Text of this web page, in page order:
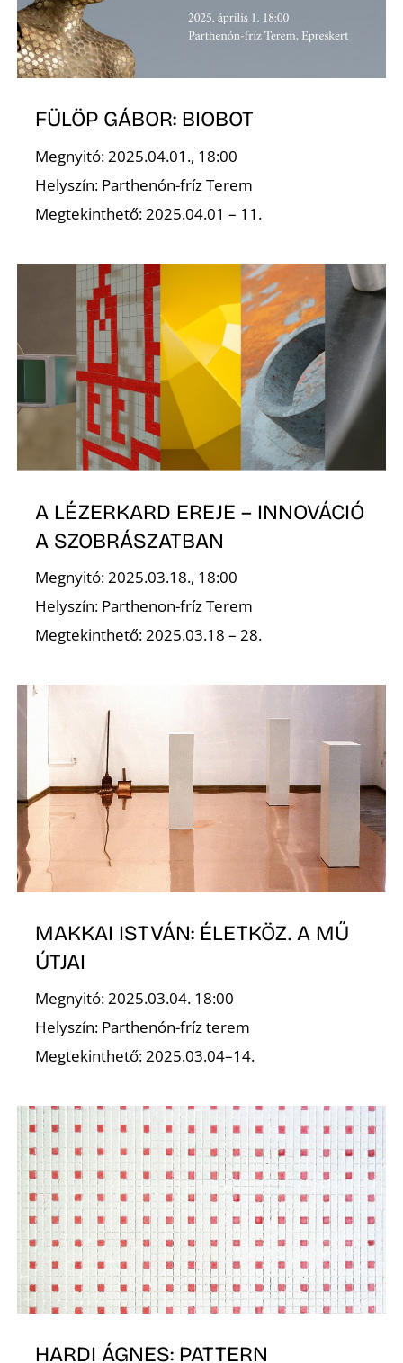
FÜLÖP GÁBOR: BIOBOT
Megnyitó: 2025.04.01., 18:00
Helyszín: Parthenón-fríz Terem
Megtekinthető: 2025.04.01 – 11.
A LÉZERKARD EREJE – INNOVÁCIÓ
A SZOBRÁSZATBAN
Megnyitó: 2025.03.18., 18:00
Helyszín: Parthenon-fríz Terem
Megtekinthető: 2025.03.18 – 28.
MAKKAI ISTVÁN: ÉLETKÖZ. A MŰ
ÚTJAI
Megnyitó: 2025.03.04. 18:00
Helyszín: Parthenón-fríz terem
Megtekinthető: 2025.03.04–14.
HARDI ÁGNES: PATTERN